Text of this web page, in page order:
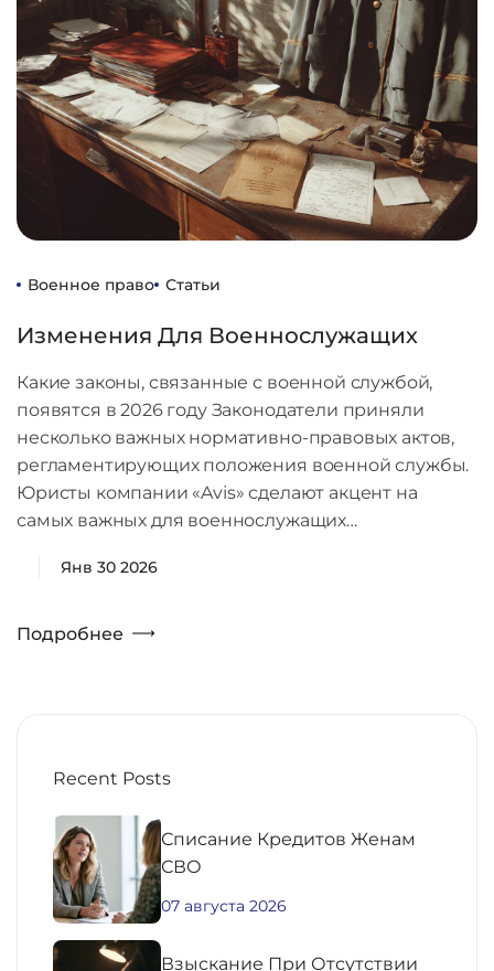
Военное право Статьи
Изменения Для Военнослужащих
Какие законы, связанные с военной службой,
появятся в 2026 году Законодатели приняли
несколько важных нормативно-правовых актов,
регламентирующих положения военной службы.
Юристы компании «Avis» сделают акцент на
самых важных для военнослужащих…
Янв 30 2026
Подробнее
Recent Posts
Списание Кредитов Женам
СВО
07 августа 2026
Взыскание При Отсутствии